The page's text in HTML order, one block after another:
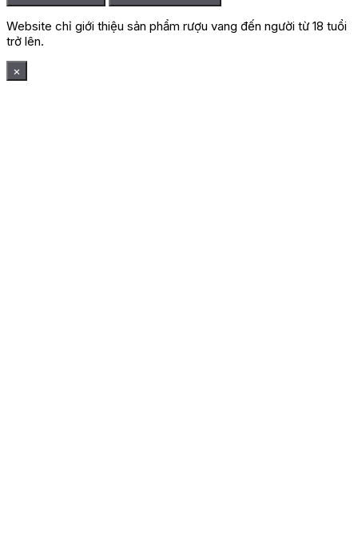
Website chỉ giới thiệu sản phẩm rượu vang đến người từ 18 tuổi
trở lên.
×